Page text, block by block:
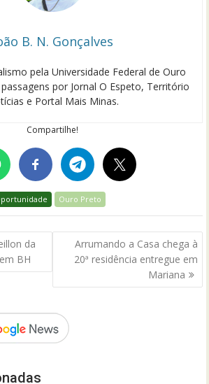
B. N. Gonçalves
pela Universidade Federal de Ouro
por Jornal O Espeto, Território
e Portal Mais Minas.
Compartilhe!
Ouro Preto
da
BH
Arrumando a Casa chega à
20ª residência entregue em
Mariana